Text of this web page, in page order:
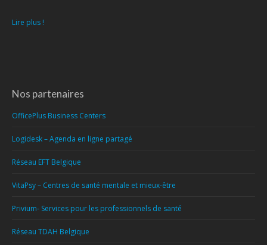
Lire plus !
Nos partenaires
OfficePlus Business Centers
Logidesk – Agenda en ligne partagé
Réseau EFT Belgique
VitaPsy – Centres de santé mentale et mieux-être
Privium- Services pour les professionnels de santé
Réseau TDAH Belgique